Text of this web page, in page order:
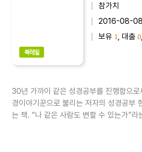
북레일
참가치
2016-08-08
보유 1 , 대출 0
30년 가까이 같은 성경공부를 진행함으로
경이야기꾼으로 불리는 저자의 성경공부
는 책. “나 같은 사람도 변할 수 있는가”라